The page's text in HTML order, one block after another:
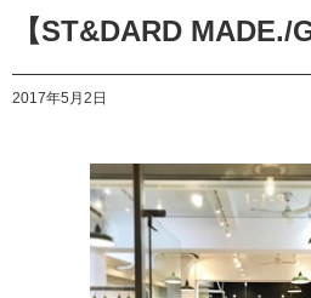
【ST&DARD MADE./
2017年5月2日